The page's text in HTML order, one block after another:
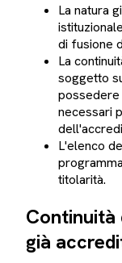
La natura
di fusione
La
soggetto
necessari
L'elenco
titolarità.
Continuità
già